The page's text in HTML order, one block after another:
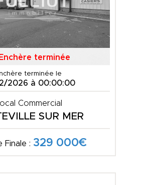
Enchère terminée
terminée le
2026 à 00:00:00
Commercial
SUR MER
Finale : 329 000€